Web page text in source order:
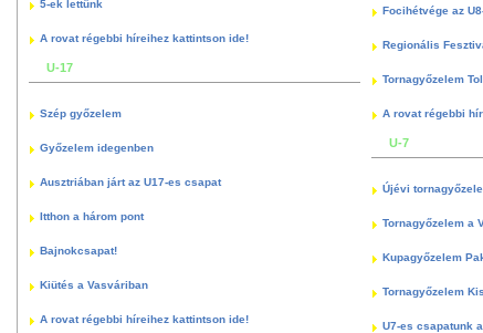
5-ek lettünk
A rovat régebbi híreihez kattintson ide!
U-17
Szép győzelem
Győzelem idegenben
Ausztriában járt az U17-es csapat
Itthon a három pont
Bajnokcsapat!
Kiütés a Vasváriban
A rovat régebbi híreihez kattintson ide!
Focihétvége az
Regionális
Tornagyőzelem
A rovat régebbi
U-7
Újévi
Tornagyőzelem a
Kupagyőzelem
Tornagyőzelem
U7-es csapatunk